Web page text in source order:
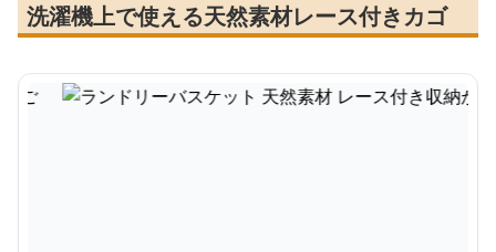
洗濯機上で使える天然素材レース付きカゴ